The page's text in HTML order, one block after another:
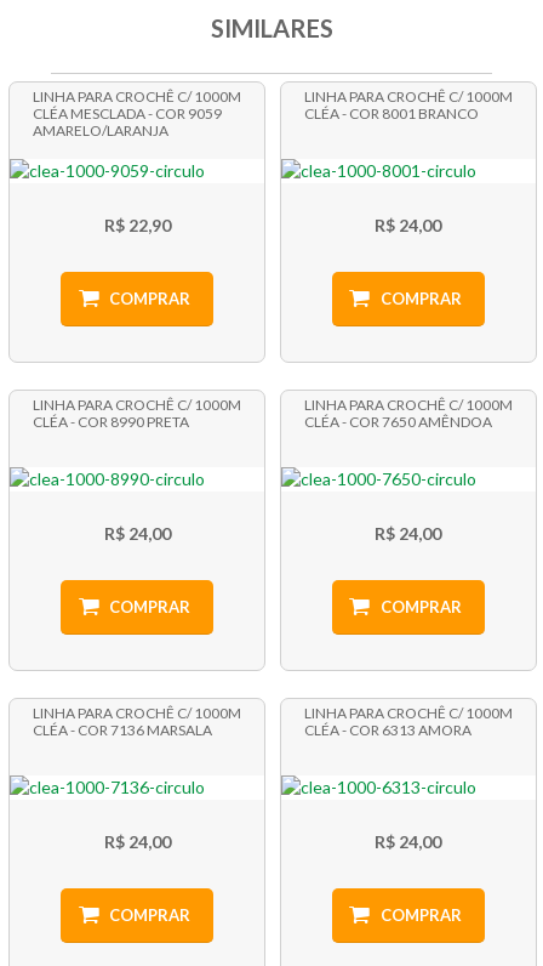
SIMILARES
LINHA PARA CROCHÊ C/ 1000M
CLÉA MESCLADA - COR 9059
AMARELO/LARANJA
R$ 22,90
COMPRAR
LINHA PARA CROCHÊ C/ 1000M
CLÉA - COR 8001 BRANCO
R$ 24,00
COMPRAR
LINHA PARA CROCHÊ C/ 1000M
CLÉA - COR 8990 PRETA
R$ 24,00
COMPRAR
LINHA PARA CROCHÊ C/ 1000M
CLÉA - COR 7650 AMÊNDOA
R$ 24,00
COMPRAR
LINHA PARA CROCHÊ C/ 1000M
CLÉA - COR 7136 MARSALA
R$ 24,00
COMPRAR
LINHA PARA CROCHÊ C/ 1000M
CLÉA - COR 6313 AMORA
R$ 24,00
COMPRAR